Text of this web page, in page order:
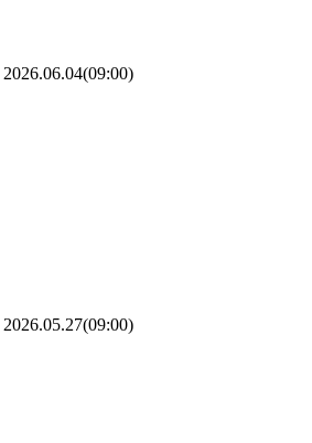
2026.06.04(09:00)
2026.05.27(09:00)